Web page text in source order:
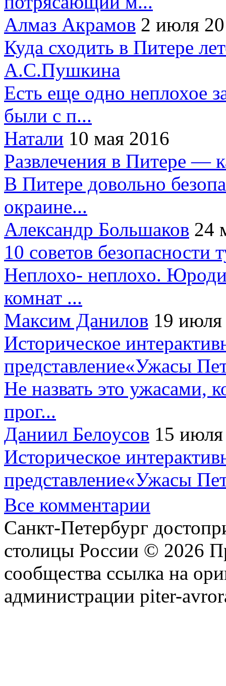
Алмаз Акрамов 2 июля
Куда сходить в Питере
А.С.Пушкина
Есть еще одно неплохое
были с п...
Натали 10 мая 2016
Развлечения в Питере —
В Питере довольно
окраине...
Александр Большаков 24
10 советов безопасности
Неплохо- неплохо.
комнат ...
Максим Данилов 19
Историческое
представление«Ужасы
Не назвать это ужасами,
прог...
Даниил Белоусов 15
Историческое
представление«Ужасы
Все комментарии
Санкт-Петербург
столицы России © 2026
сообщества ссылка на
администрации piter-